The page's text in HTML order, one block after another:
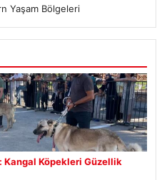
Yaşam Bölgeleri
Kangal Köpekleri Güzellik